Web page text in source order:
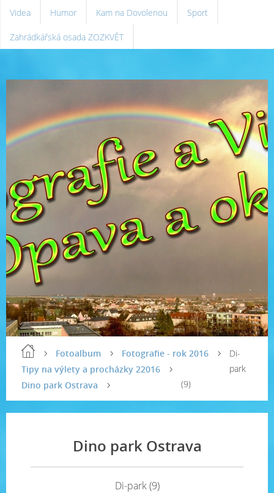
Videa Humor Kam na Dovolenou Sport
Zahrádkářská osada ZOZKVĚT
Fotoalbum
Fotografie - rok 2016
Tipy na výlety a procházky 22016
Dino park Ostrava
Di-
park
(9)
Dino park Ostrava
Di-park (9)